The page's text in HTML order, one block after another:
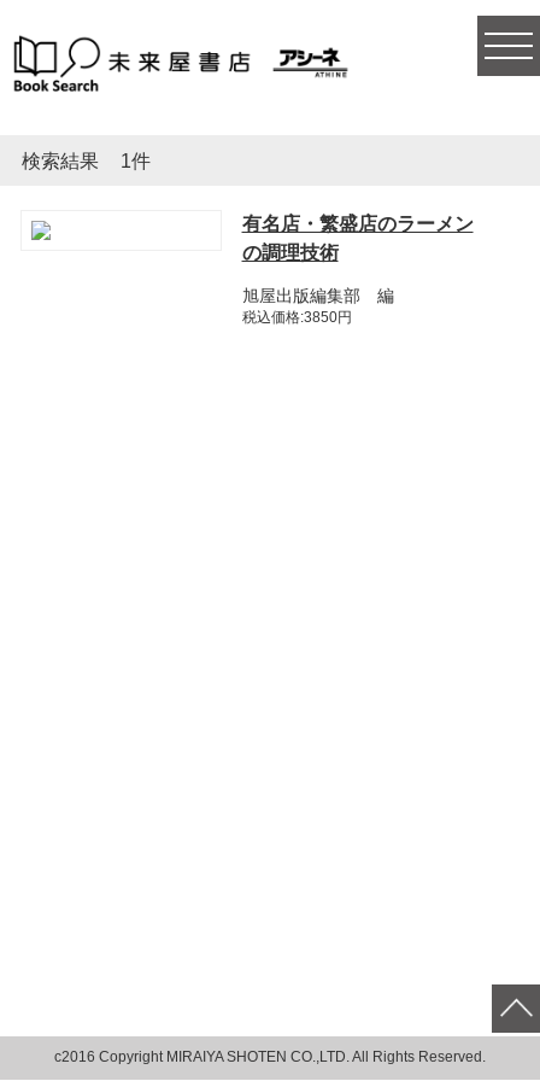
検索結果 1件
有名店・繁盛店のラーメン
の調理技術
旭屋出版編集部 編
税込価格:3850円
c2016 Copyright MIRAIYA SHOTEN CO.,LTD. All Rights Reserved.